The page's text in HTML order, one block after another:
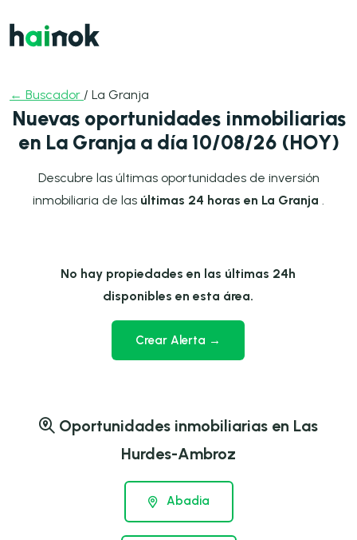
← Buscador / La Granja
Nuevas oportunidades inmobiliarias
en La Granja a día 10/08/26 (HOY)
Descubre las últimas oportunidades de inversión
inmobiliaria de las últimas 24 horas en La Granja
No hay propiedades en las últimas 24h
disponibles en esta área.
Crear Alerta →
Oportunidades inmobiliarias en Las
Hurdes-Ambroz
Abadia